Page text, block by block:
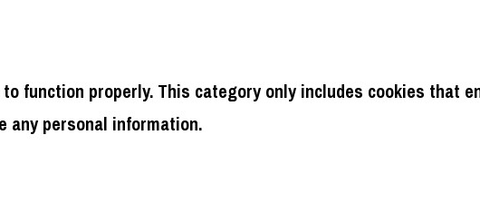
function properly. This category only includes cookies that
any personal information.